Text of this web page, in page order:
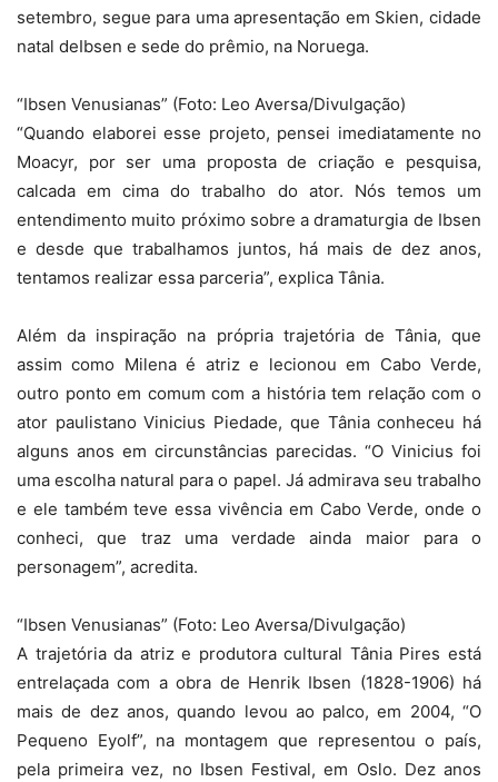
setembro, segue para uma apresentação em Skien, cidade
natal deIbsen e sede do prêmio, na Noruega.
“Ibsen Venusianas” (Foto: Leo Aversa/Divulgação)
“Quando elaborei esse projeto, pensei imediatamente no
Moacyr, por ser uma proposta de criação e pesquisa,
calcada em cima do trabalho do ator. Nós temos um
entendimento muito próximo sobre a dramaturgia de Ibsen
e desde que trabalhamos juntos, há mais de dez anos,
tentamos realizar essa parceria”, explica Tânia.
Além da inspiração na própria trajetória de Tânia, que
assim como Milena é atriz e lecionou em Cabo Verde,
outro ponto em comum com a história tem relação com o
ator paulistano Vinicius Piedade, que Tânia conheceu há
alguns anos em circunstâncias parecidas. “O Vinicius foi
uma escolha natural para o papel. Já admirava seu trabalho
e ele também teve essa vivência em Cabo Verde, onde o
conheci, que traz uma verdade ainda maior para o
personagem”, acredita.
“Ibsen Venusianas” (Foto: Leo Aversa/Divulgação)
A trajetória da atriz e produtora cultural Tânia Pires está
entrelaçada com a obra de Henrik Ibsen (1828-1906) há
mais de dez anos, quando levou ao palco, em 2004, “O
Pequeno Eyolf”, na montagem que representou o país,
pela primeira vez, no Ibsen Festival, em Oslo. Dez anos